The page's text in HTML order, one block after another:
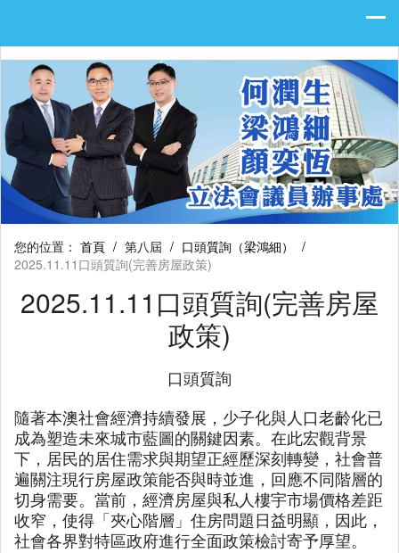
您的位置： 首頁 / 第八屆 / 口頭質詢（梁鴻細）
/
2025.11.11口頭質詢(完善房屋政策)
2025.11.11口頭質詢(完善房屋
政策)
口頭質詢
隨著本澳社會經濟持續發展，少子化與人口老齡化已
成為塑造未來城市藍圖的關鍵因素。在此宏觀背景
下，居民的居住需求與期望正經歷深刻轉變，社會普
遍關注現行房屋政策能否與時並進，回應不同階層的
切身需要。當前，經濟房屋與私人樓宇市場價格差距
收窄，使得「夾心階層」住房問題日益明顯，因此，
社會各界對特區政府進行全面政策檢討寄予厚望。